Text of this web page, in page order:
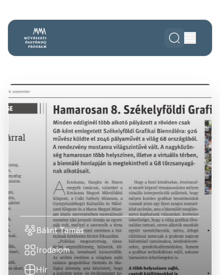
Bálint Tamás
Irodalom
Hír